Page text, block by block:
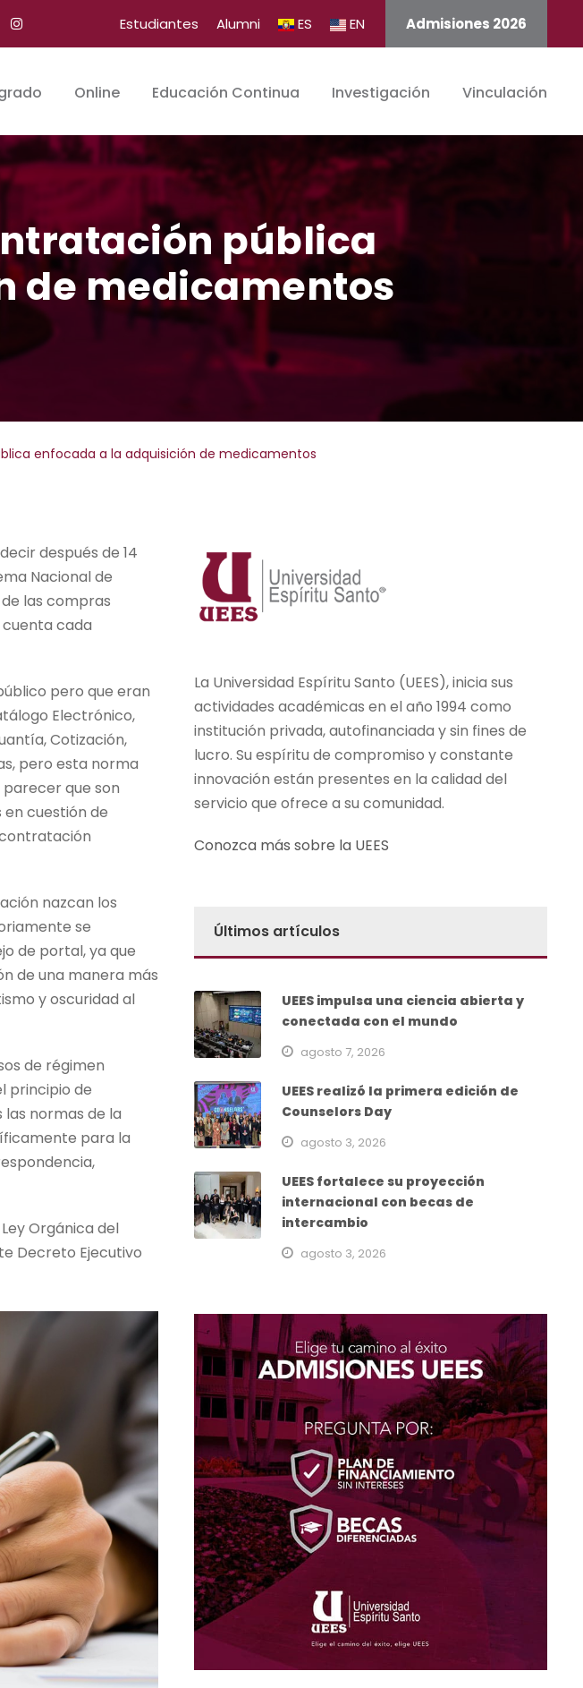
Estudiantes Alumni ES EN Admisiones 2026
Online Educación Continua Investigación Vinculación
pública
de medicamentos
enfocada a la adquisición de medicamentos
después de 14
Nacional de
las compras
cada
pero que eran
Electrónico,
Cotización,
pero esta norma
que son
cuestión de
nazcan los
se
de portal, ya que
de una manera más
y oscuridad al
de régimen
principio de
normas de la
para la
Orgánica del
Decreto Ejecutivo
La Universidad Espíritu Santo (UEES), inicia sus
actividades académicas en el año 1994 como
institución privada, autofinanciada y sin fines de
lucro. Su espíritu de compromiso y constante
innovación están presentes en la calidad del
servicio que ofrece a su comunidad.
Conozca más sobre la UEES
Últimos artículos
UEES impulsa una ciencia abierta y
conectada con el mundo
agosto 7, 2026
UEES realizó la primera edición de
Counselors Day
agosto 3, 2026
UEES fortalece su proyección
internacional con becas de
intercambio
agosto 3, 2026